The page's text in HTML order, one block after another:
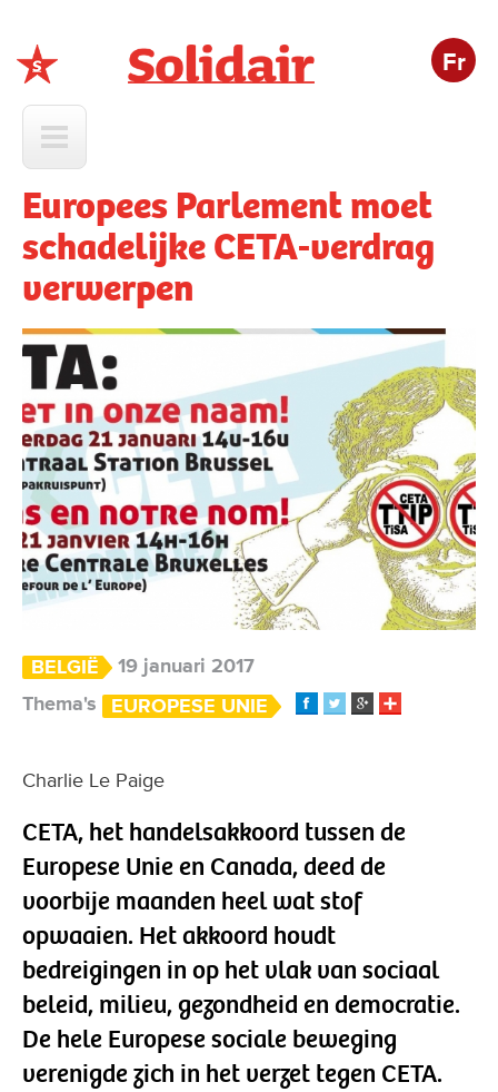
Fr
Europees Parlement moet
schadelijke CETA-verdrag
verwerpen
BELGIË
19 januari 2017
Thema's
EUROPESE UNIE
Charlie Le Paige
CETA, het handelsakkoord tussen de
Europese Unie en Canada, deed de
voorbije maanden heel wat stof
opwaaien. Het akkoord houdt
bedreigingen in op het vlak van sociaal
beleid, milieu, gezondheid en democratie.
De hele Europese sociale beweging
verenigde zich in het verzet tegen CETA.